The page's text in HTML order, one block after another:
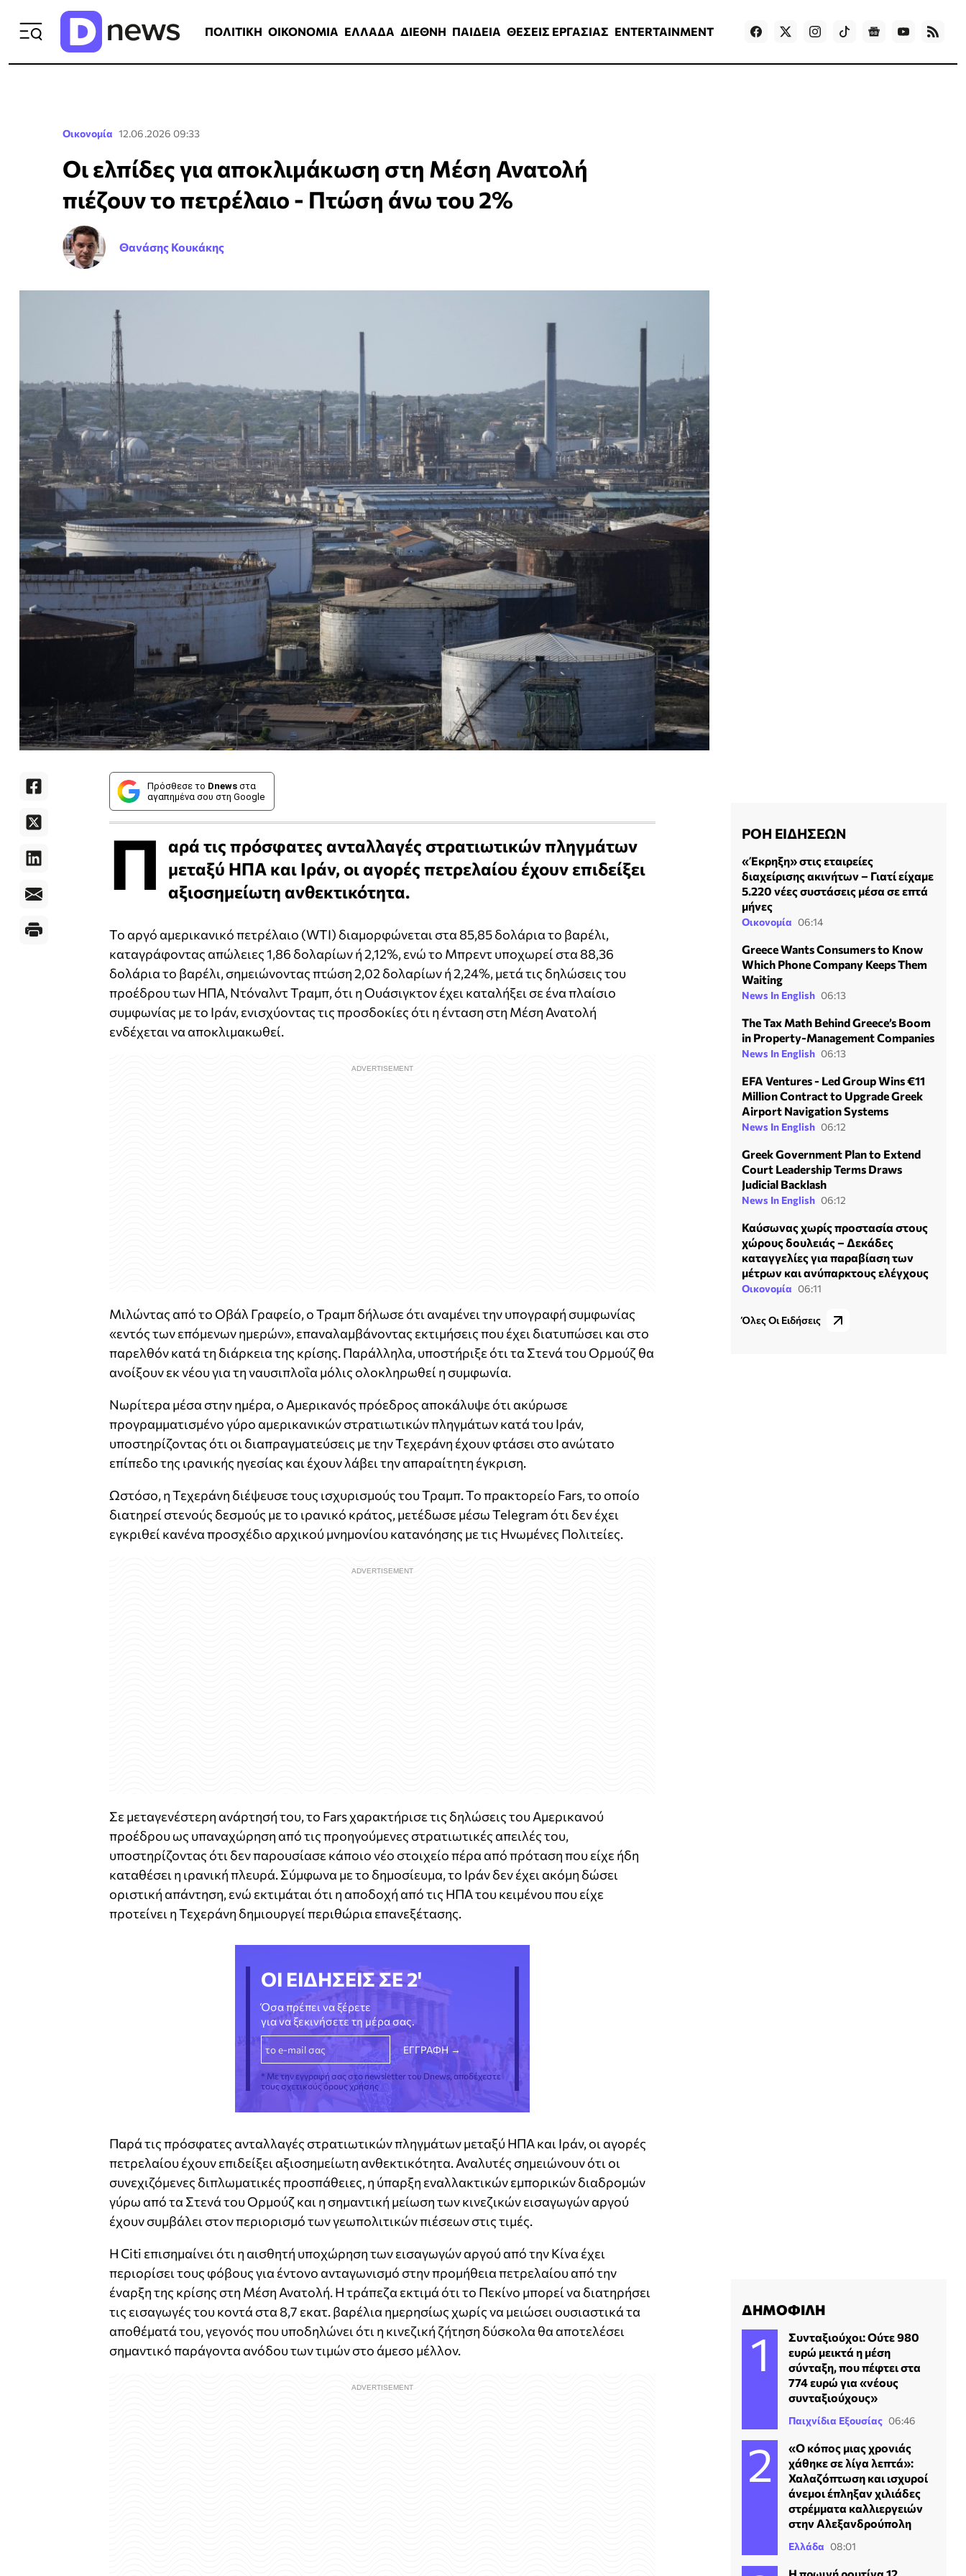
ΠΟΛΙΤΙΚΗ ΟΙΚΟΝΟΜΙΑ ΕΛΛΑΔΑ ΔΙΕΘΝΗ ΠΑΙΔΕΙΑ ΘΕΣΕΙΣ ΕΡΓΑΣΙΑΣ ENTERTAINMENT Games
Οικονομία 12.06.2026 09:33
Οι ελπίδες για αποκλιμάκωση στη Μέση Ανατολή
πιέζουν το πετρέλαιο - Πτώση άνω του 2%
Θανάσης Κουκάκης
Πρόσθεσε το Dnews στα
αγαπημένα σου στη Google
Π αρά τις πρόσφατες ανταλλαγές στρατιωτικών πληγμάτων
μεταξύ ΗΠΑ και Ιράν, οι αγορές πετρελαίου έχουν επιδείξει
αξιοσημείωτη ανθεκτικότητα.
Το αργό αμερικανικό πετρέλαιο (WTI) διαμορφώνεται στα 85,85 δολάρια το βαρέλι,
καταγράφοντας απώλειες 1,86 δολαρίων ή 2,12%, ενώ το Μπρεντ υποχωρεί στα 88,36
δολάρια το βαρέλι, σημειώνοντας πτώση 2,02 δολαρίων ή 2,24%, μετά τις δηλώσεις του
προέδρου των ΗΠΑ, Ντόναλντ Τραμπ, ότι η Ουάσιγκτον έχει καταλήξει σε ένα πλαίσιο
συμφωνίας με το Ιράν, ενισχύοντας τις προσδοκίες ότι η ένταση στη Μέση Ανατολή
ενδέχεται να αποκλιμακωθεί.
Μιλώντας από το Οβάλ Γραφείο, ο Τραμπ δήλωσε ότι αναμένει την υπογραφή συμφωνίας
«εντός των επόμενων ημερών», επαναλαμβάνοντας εκτιμήσεις που έχει διατυπώσει και στο
παρελθόν κατά τη διάρκεια της κρίσης. Παράλληλα, υποστήριξε ότι τα Στενά του Ορμούζ θα
ανοίξουν εκ νέου για τη ναυσιπλοΐα μόλις ολοκληρωθεί η συμφωνία.
Νωρίτερα μέσα στην ημέρα, ο Αμερικανός πρόεδρος αποκάλυψε ότι ακύρωσε
προγραμματισμένο γύρο αμερικανικών στρατιωτικών πληγμάτων κατά του Ιράν,
υποστηρίζοντας ότι οι διαπραγματεύσεις με την Τεχεράνη έχουν φτάσει στο ανώτατο
επίπεδο της ιρανικής ηγεσίας και έχουν λάβει την απαραίτητη έγκριση.
Ωστόσο, η Τεχεράνη διέψευσε τους ισχυρισμούς του Τραμπ. Το πρακτορείο Fars, το οποίο
διατηρεί στενούς δεσμούς με το ιρανικό κράτος, μετέδωσε μέσω Telegram ότι δεν έχει
εγκριθεί κανένα προσχέδιο αρχικού μνημονίου κατανόησης με τις Ηνωμένες Πολιτείες.
Σε μεταγενέστερη ανάρτησή του, το Fars χαρακτήρισε τις δηλώσεις του Αμερικανού
προέδρου ως υπαναχώρηση από τις προηγούμενες στρατιωτικές απειλές του,
υποστηρίζοντας ότι δεν παρουσίασε κάποιο νέο στοιχείο πέρα από πρόταση που είχε ήδη
καταθέσει η ιρανική πλευρά. Σύμφωνα με το δημοσίευμα, το Ιράν δεν έχει ακόμη δώσει
οριστική απάντηση, ενώ εκτιμάται ότι η αποδοχή από τις ΗΠΑ του κειμένου που είχε
προτείνει η Τεχεράνη δημιουργεί περιθώρια επανεξέτασης.
ΟΙ ΕΙΔΗΣΕΙΣ ΣΕ 2'
Όσα πρέπει να ξέρετε
για να ξεκινήσετε τη μέρα σας.
* Με την εγγραφή σας στο newsletter του Dnews, αποδέχεστε
τους σχετικούς όρους χρήσης
Παρά τις πρόσφατες ανταλλαγές στρατιωτικών πληγμάτων μεταξύ ΗΠΑ και Ιράν, οι αγορές
πετρελαίου έχουν επιδείξει αξιοσημείωτη ανθεκτικότητα. Αναλυτές σημειώνουν ότι οι
συνεχιζόμενες διπλωματικές προσπάθειες, η ύπαρξη εναλλακτικών εμπορικών διαδρομών
γύρω από τα Στενά του Ορμούζ και η σημαντική μείωση των κινεζικών εισαγωγών αργού
έχουν συμβάλει στον περιορισμό των γεωπολιτικών πιέσεων στις τιμές.
Η Citi επισημαίνει ότι η αισθητή υποχώρηση των εισαγωγών αργού από την Κίνα έχει
περιορίσει τους φόβους για έντονο ανταγωνισμό στην προμήθεια πετρελαίου από την
έναρξη της κρίσης στη Μέση Ανατολή. Η τράπεζα εκτιμά ότι το Πεκίνο μπορεί να διατηρήσει
τις εισαγωγές του κοντά στα 8,7 εκατ. βαρέλια ημερησίως χωρίς να μειώσει ουσιαστικά τα
αποθέματά του, γεγονός που υποδηλώνει ότι η κινεζική ζήτηση δύσκολα θα αποτελέσει
σημαντικό παράγοντα ανόδου των τιμών στο άμεσο μέλλον.
ΡΟΗ ΕΙΔΗΣΕΩΝ
«Έκρηξη» στις εταιρείες
διαχείρισης ακινήτων – Γιατί είχαμε
5.220 νέες συστάσεις μέσα σε επτά
μήνες
Οικονομία 06:14
Greece Wants Consumers to Know
Which Phone Company Keeps Them
Waiting
News In English 06:13
The Tax Math Behind Greece’s Boom
in Property-Management Companies
News In English 06:13
EFA Ventures - Led Group Wins €11
Million Contract to Upgrade Greek
Airport Navigation Systems
News In English 06:12
Greek Government Plan to Extend
Court Leadership Terms Draws
Judicial Backlash
News In English 06:12
Καύσωνας χωρίς προστασία στους
χώρους δουλειάς – Δεκάδες
καταγγελίες για παραβίαση των
μέτρων και ανύπαρκτους ελέγχους
Οικονομία 06:11
Όλες Οι Ειδήσεις
ΔΗΜΟΦΙΛΗ
Συνταξιούχοι: Ούτε 980
ευρώ μεικτά η μέση
σύνταξη, που πέφτει στα
774 ευρώ για «νέους
συνταξιούχους»
Παιχνίδια Εξουσίας 06:46
«Ο κόπος μιας χρονιάς
χάθηκε σε λίγα λεπτά»:
Χαλαζόπτωση και ισχυροί
άνεμοι έπληξαν χιλιάδες
στρέμματα καλλιεργειών
στην Αλεξανδρούπολη
Ελλάδα 08:01